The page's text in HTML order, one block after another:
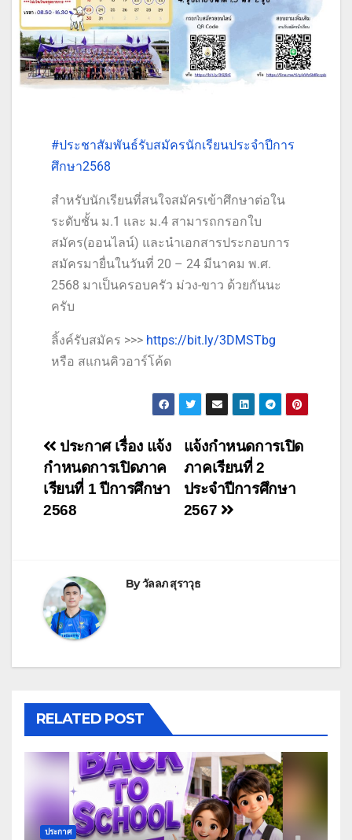
#ประชาสัมพันธ์รับสมัครนักเรียนประจำปีการ
ศึกษา2568
สำหรับนักเรียนที่สนใจสมัครเข้าศึกษาต่อใน
ระดับชั้น ม.1 และ ม.4 สามารถกรอกใบ
สมัคร(ออนไลน์) และนำเอกสารประกอบการ
สมัครมายื่นในวันที่ 20 – 24 มีนาคม พ.ศ.
2568 มาเป็นครอบครัว ม่วง-ขาว ด้วยกันนะ
ครับ
ลิ้งค์รับสมัคร >>> https://bit.ly/3DMSTbg
หรือ สแกนคิวอาร์โค้ด
แจ้งกำหนดการเปิด
ภาคเรียนที่ 2
ประจำปีการศึกษา
2567
ประกาศ เรื่อง แจ้ง
กำหนดการเปิดภาค
เรียนที่ 1 ปีการศึกษา
2568
Byวัลลภ สุราวุธ
RELATED POST
ประกาศ